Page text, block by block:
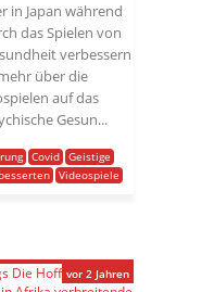
in Japan während
das Spielen von
verbessern
über die
auf das
Gesun...
Covid Geistige
Videospiele
vor 2 Jahren